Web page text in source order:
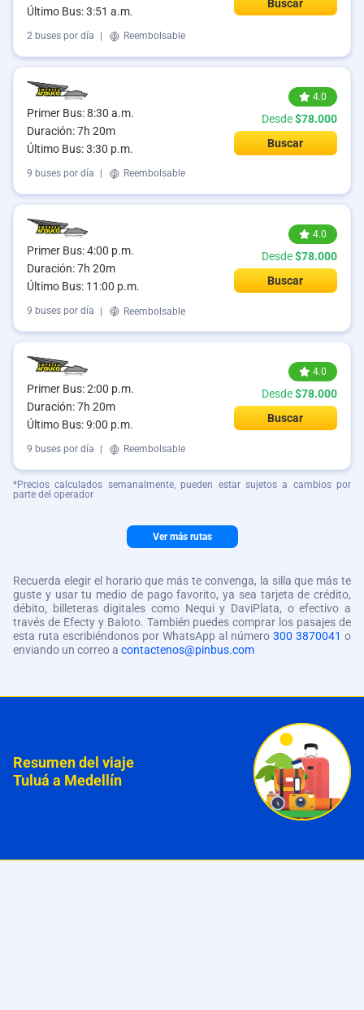
Último Bus: 3:51 a.m.
Buscar
2 buses por día Reembolsable
Primer Bus: 8:30 a.m.
Duración: 7h 20m
Último Bus: 3:30 p.m.
4.0
Desde$78.000
Buscar
9 buses por día Reembolsable
Primer Bus: 4:00 p.m.
Duración: 7h 20m
Último Bus: 11:00 p.m.
4.0
Desde$78.000
Buscar
9 buses por día | Reembolsable
Primer Bus: 2:00 p.m.
Duración: 7h 20m
Último Bus: 9:00 p.m.
4.0
Desde$78.000
Buscar
9 buses por día | Reembolsable
*Precios calculados semanalmente, pueden estar sujetos a cambios por
parte del operador
Ver más rutas
Recuerda elegir el horario que más te convenga, la silla que más te
guste y usar tu medio de pago favorito, ya sea tarjeta de crédito,
débito, billeteras digitales como Nequi y DaviPlata, o efectivo a
través de Efecty y Baloto. También puedes comprar los pasajes de
esta ruta escribiéndonos por WhatsApp al número 300 3870041 o
enviando un correo a contactenos@pinbus.com
Resumen del viaje
Tuluá a Medellín